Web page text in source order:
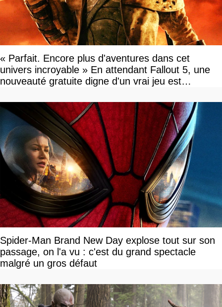
« Parfait. Encore plus d'aventures dans cet
univers incroyable » En attendant Fallout 5, une
nouveauté gratuite digne d'un vrai jeu est
Spider-Man Brand New Day explose tout sur son
passage, on l'a vu : c'est du grand spectacle
malgré un gros défaut